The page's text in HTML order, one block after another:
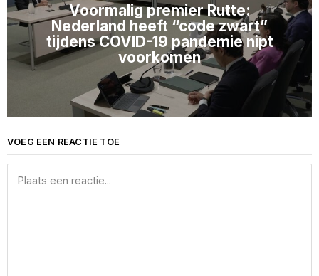
Voormalig premier Rutte:
Nederland heeft “code zwart”
tijdens COVID-19 pandemie nipt
voorkomen
VOEG EEN REACTIE TOE